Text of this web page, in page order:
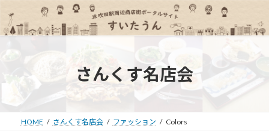
テ
ッ
ゲ
移
さんくす名店会
HOME さんくす名店会 ファッション Colors